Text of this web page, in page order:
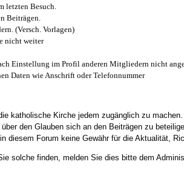
letzten Besuch.
Beiträgen.
(Versch. Vorlagen)
nicht weiter
Einstellung im Profil anderen Mitgliedern nicht
Daten wie Anschrift oder Telefonnummer
katholische Kirche jedem zugänglich zu
den Glauben sich an den Beiträgen zu
diesem Forum keine Gewähr für die Aktualität,
solche finden, melden Sie dies bitte dem